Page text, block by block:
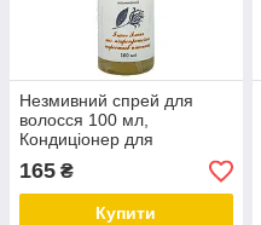
Незмивний спрей для
волосся 100 мл,
Кондиціонер для
відновлення волосся
незмивний, ТМ Cocos
165 ₴
Купити